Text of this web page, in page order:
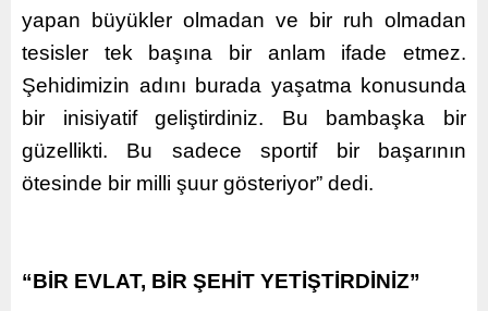
yapan büyükler olmadan ve bir ruh olmadan
tesisler tek başına bir anlam ifade etmez.
Şehidimizin adını burada yaşatma konusunda
bir inisiyatif geliştirdiniz. Bu bambaşka bir
güzellikti. Bu sadece sportif bir başarının
ötesinde bir milli şuur gösteriyor” dedi.
“BİR EVLAT, BİR ŞEHİT YETİŞTİRDİNİZ”